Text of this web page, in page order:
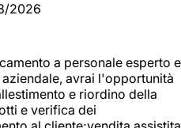
2026
a personale esperto e
avrai l'opportunità
e riordino della
e verifica dei